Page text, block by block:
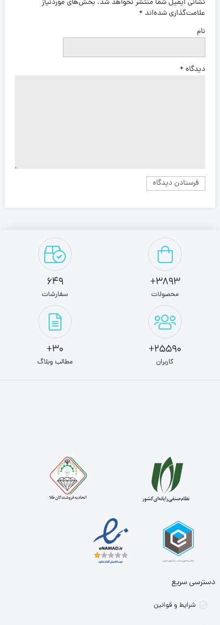
نشانی ایمیل شما منتشر نخواهد شد. بخش‌های موردنیاز
علامت‌گذاری شده‌اند *
نام
دیدگاه *
3893+
محصولات
649
سفارشات
25590+
کاربران
30+
مطالب وبلاگ
دسترسی سریع
شرایط و قوانین